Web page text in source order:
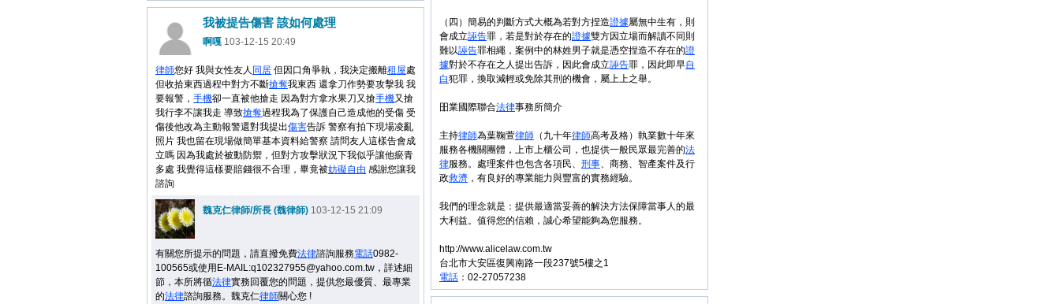
（四）簡易的判斷方式大概為若對方捏造證據屬無中生有，則
會成立誣告罪，若是對於存在的證據雙方因立場而解讀不同則
難以誣告罪相繩，案例中的林姓男子就是憑空捏造不存在的證
據對於不存在之人提出告訴，因此會成立誣告罪，因此即早自
白犯罪，換取減輕或免除其刑的機會，屬上上之舉。
昍業國際聯合法律事務所簡介
主持律師為葉鞠萱律師 （九十年律師高考及格）執業數十年來
服務各機關團體，上市上櫃公司，也提供一般民眾最完善的法
律服務。處理案件也包含各項民、 刑事、商務、智產案件及行
政救濟 ，有良好的專業能力與豐富的實務經驗。
我們的理念就是：提供最適當妥善的解決方法保障當事人的最
大利益。值得您的信賴，誠心希望能夠為您服務。
http://www.alicelaw.com.tw
台北市大安區復興南路一段237號5樓之1
電話 ：02-27057238
我被提告傷害 該如何處理
啊嘎 103-12-15 20:49
律師您好 我與女性友人 同居 但因口角爭執，我決定搬離租屋處
但收拾東西過程中對方不斷搶奪我東西 還拿刀作勢要攻擊我 我
要報警， 手機卻一直被他搶走 因為對方拿水果刀又搶手機又搶
我行李不讓我走 導致搶奪過程我為了保護自己造成他的受傷 受
傷後他改為主動報警還對我提出傷害告訴 警察有拍下現場凌亂
照片 我也留在現場做簡單基本資料給警察 請問友人這樣告會成
立嗎 因為我處於被動防禦，但對方攻擊狀況下我似乎讓他瘀青
多處 我覺得這樣要賠錢很不合理，畢竟被妨礙自由 感謝您讓我
諮詢
魏克仁律師/所長 (魏律師) 103-12-15 21:09
有關您所提示的問題，請直撥免費法律諮詢服務電話0982-
100565或使用 E-MAIL:q102327955@yahoo.com.tw ，詳述細
節，本所將循法律實務回覆您的問題，提供您最優質、最專業
的法律諮詢服務。魏克仁律師關心您 !